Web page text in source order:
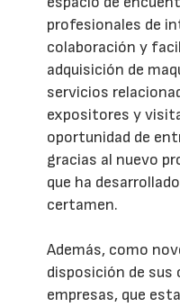
profesionales de
colaboración y
adquisición de
servicios
expositores y
oportunidad de
gracias al nuevo
que ha
certamen.
Además, como
disposición de
empresas, que